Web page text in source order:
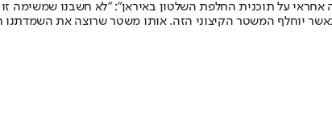
אחראי על תוכנית החלפת השלטון באיראן": "לא חשבנו שמשימה
יוחלף המשטר הקיצוני הזה. אותו משטר שרוצה את השמדתנו